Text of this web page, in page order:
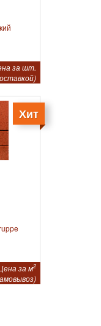
за шт.
Хит
за м2